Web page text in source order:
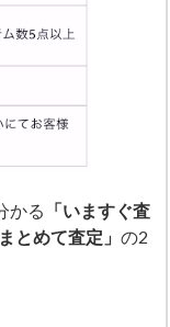
かる 「いますぐ査
まとめて査定」 の2